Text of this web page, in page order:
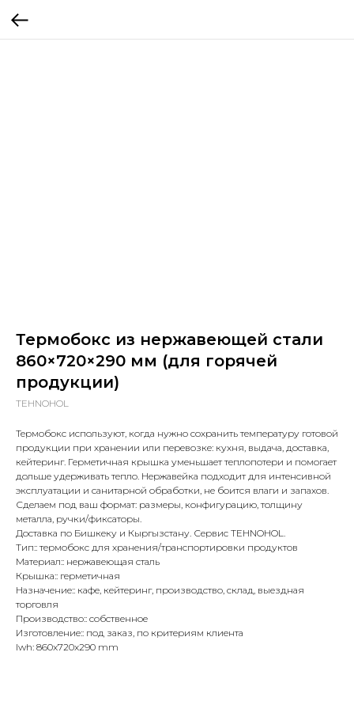
Термобокс из нержавеющей стали
860×720×290 мм (для горячей
продукции)
TEHNOHOL
Термобокс используют, когда нужно сохранить температуру готовой
продукции при хранении или перевозке: кухня, выдача, доставка,
кейтеринг. Герметичная крышка уменьшает теплопотери и помогает
дольше удерживать тепло. Нержавейка подходит для интенсивной
эксплуатации и санитарной обработки, не боится влаги и запахов.
Сделаем под ваш формат: размеры, конфигурацию, толщину
металла, ручки/фиксаторы.
Доставка по Бишкеку и Кыргызстану. Сервис TEHNOHOL.
Тип:: термобокс для хранения/транспортировки продуктов
Материал:: нержавеющая сталь
Крышка:: герметичная
Назначение:: кафе, кейтеринг, производство, склад, выездная
торговля
Производство:: собственное
Изготовление:: под заказ, по критериям клиента
lwh: 860x720x290 mm